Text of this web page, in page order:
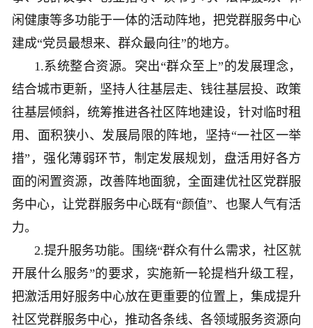
闲健康等多功能于一体的活动阵地，把党群服务中心
建成“党员最想来、群众最向往”的地方。
1.系统整合资源。突出“群众至上”的发展理念，
结合城市更新，坚持人往基层走、钱往基层投、政策
往基层倾斜，统筹推进各社区阵地建设，针对临时租
用、面积狭小、发展局限的阵地，坚持“一社区一举
措”，强化薄弱环节，制定发展规划，盘活用好各方
面的闲置资源，改善阵地面貌，全面建优社区党群服
务中心，让党群服务中心既有“颜值”、也聚人气有活
力。
2.提升服务功能。围绕“群众有什么需求，社区就
开展什么服务”的要求，实施新一轮提档升级工程，
把激活用好服务中心放在更重要的位置上，集成提升
社区党群服务中心，推动各条线、各领域服务资源向